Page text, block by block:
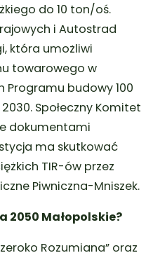
do 10 ton/oś.
i Autostrad
która umożliwi
towarowego w
Programu budowy 100
Społeczny Komitet
dokumentami
ma skutkować
TIR-ów przez
Piwniczna-Mniszek.
2050 Małopolskie?
Rozumiana” oraz